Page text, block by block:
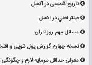
تاریخ شمسی در اکسل
فيلتر افقي در اكسل
مسائل مهم روز ایران
نسخه چهارم گزارش پول شویی و
معرفی حداقل سرمایه لازم و چگونگی